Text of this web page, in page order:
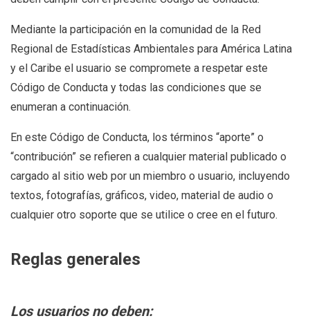
Mediante la participación en la comunidad de la Red
Regional de Estadísticas Ambientales para América Latina
y el Caribe el usuario se compromete a respetar este
Código de Conducta y todas las condiciones que se
enumeran a continuación.
En este Código de Conducta, los términos “aporte” o
“contribución” se refieren a cualquier material publicado o
cargado al sitio web por un miembro o usuario, incluyendo
textos, fotografías, gráficos, video, material de audio o
cualquier otro soporte que se utilice o cree en el futuro.
Reglas generales
Los usuarios no deben: